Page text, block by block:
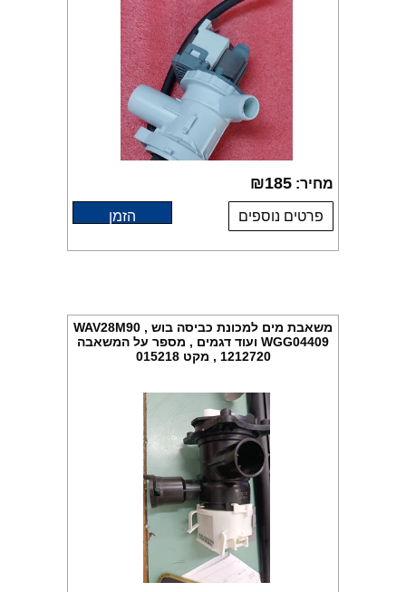
מחיר: ₪185
פרטים נוספים הזמן
משאבת מים למכונת כביסה בוש WAV28M90 ,
WGG04409 ועוד דגמים , מספר על המשאבה
1212720 , מקט 015218